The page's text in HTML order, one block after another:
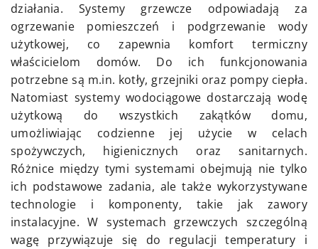
działania. Systemy grzewcze odpowiadają za
ogrzewanie pomieszczeń i podgrzewanie wody
użytkowej, co zapewnia komfort termiczny
właścicielom domów. Do ich funkcjonowania
potrzebne są m.in. kotły, grzejniki oraz pompy ciepła.
Natomiast systemy wodociągowe dostarczają wodę
użytkową do wszystkich zakątków domu,
umożliwiając codzienne jej użycie w celach
spożywczych, higienicznych oraz sanitarnych.
Różnice między tymi systemami obejmują nie tylko
ich podstawowe zadania, ale także wykorzystywane
technologie i komponenty, takie jak zawory
instalacyjne. W systemach grzewczych szczególną
wagę przywiązuje się do regulacji temperatury i